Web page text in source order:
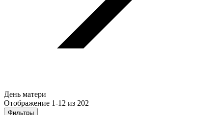
День матери
Отображение 1-12 из 202
Фильтры